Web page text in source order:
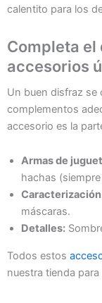
calentito para los
Completa el
accesorios
Un buen disfraz se
complementos
accesorio es la
Armas de
hachas
máscaras.
Detalles:
Todos estos
nuestra tienda